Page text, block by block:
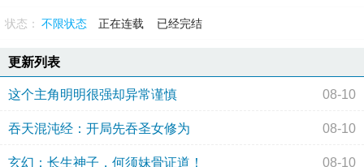
状态： 不限状态 正在连载 已经完结
更新列表
这个主角明明很强却异常谨慎 08-10
吞天混沌经：开局先吞圣女修为 08-10
玄幻：长生神子，何须妹骨证道！ 08-10